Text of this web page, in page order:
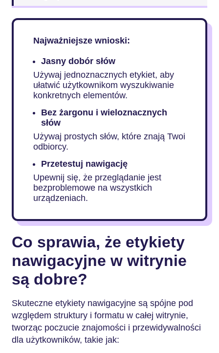
Najważniejsze wnioski:
Jasny dobór słów
Używaj jednoznacznych etykiet, aby
ułatwić użytkownikom wyszukiwanie
konkretnych elementów.
Bez żargonu i wieloznacznych
słów
Używaj prostych słów, które znają Twoi
odbiorcy.
Przetestuj nawigację
Upewnij się, że przeglądanie jest
bezproblemowe na wszystkich
urządzeniach.
Co sprawia, że etykiety
nawigacyjne w witrynie
są dobre?
Skuteczne etykiety nawigacyjne są spójne pod
względem struktury i formatu w całej witrynie,
tworząc poczucie znajomości i przewidywalności
dla użytkowników, takie jak: